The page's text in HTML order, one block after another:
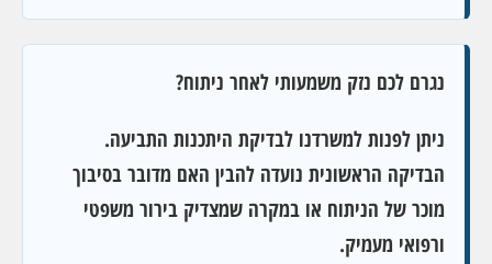
נגרם לכם נזק משמעותי לאחר ניתוח?
ניתן לפנות למשרדנו לבדיקת היתכנות התביעה.
הבדיקה הראשונית נועדה להבין האם מדובר בסיבוך
מוכר של הניתוח או במקרה שמצדיק בירור משפטי
ורפואי מעמיק.